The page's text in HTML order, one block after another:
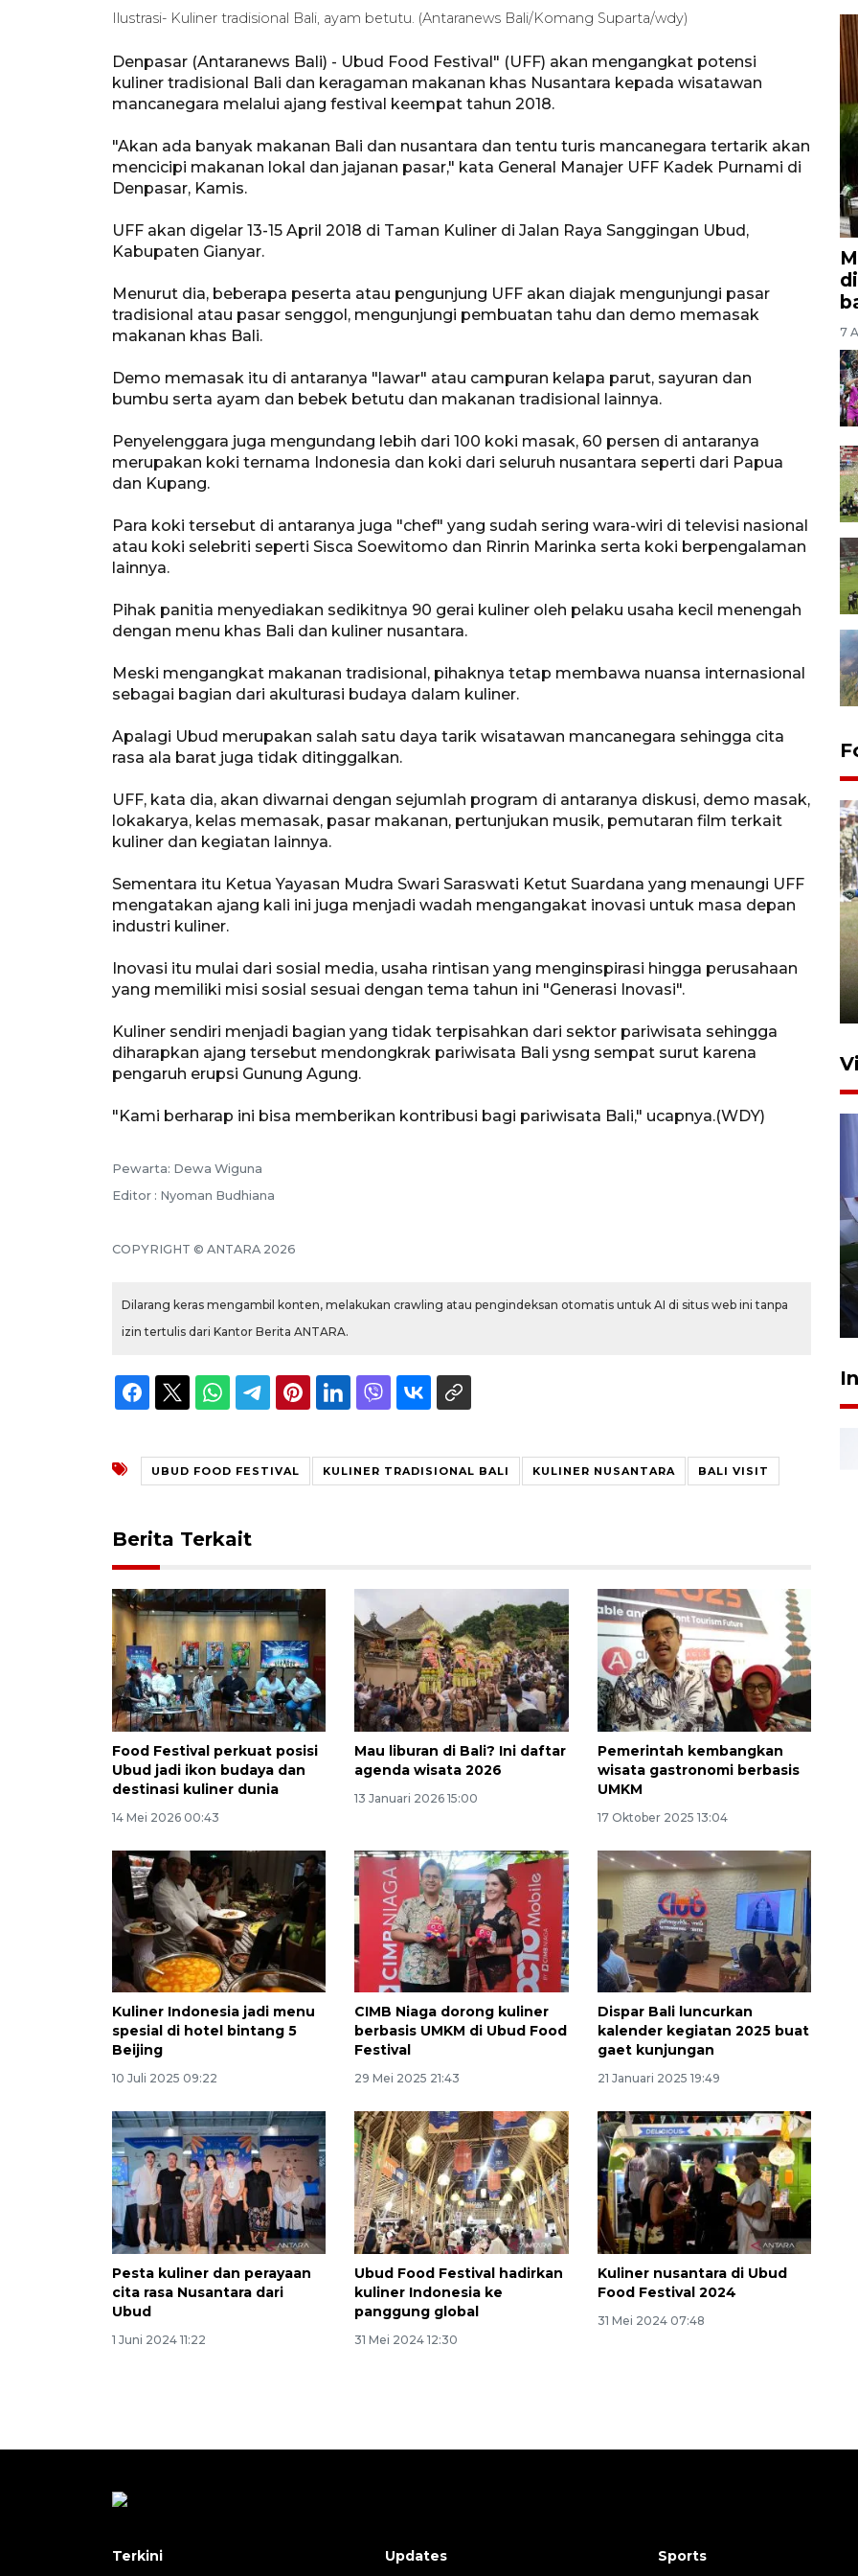
Ilustrasi- Kuliner tradisional Bali, ayam betutu. (Antaranews Bali/Komang Suparta/wdy)
Denpasar (Antaranews Bali) - Ubud Food Festival" (UFF) akan mengangkat potensi
kuliner tradisional Bali dan keragaman makanan khas Nusantara kepada wisatawan
mancanegara melalui ajang festival keempat tahun 2018.
"Akan ada banyak makanan Bali dan nusantara dan tentu turis mancanegara tertarik akan
mencicipi makanan lokal dan jajanan pasar," kata General Manajer UFF Kadek Purnami di
Denpasar, Kamis.
UFF akan digelar 13-15 April 2018 di Taman Kuliner di Jalan Raya Sanggingan Ubud,
Kabupaten Gianyar.
Menurut dia, beberapa peserta atau pengunjung UFF akan diajak mengunjungi pasar
tradisional atau pasar senggol, mengunjungi pembuatan tahu dan demo memasak
makanan khas Bali.
Demo memasak itu di antaranya "lawar" atau campuran kelapa parut, sayuran dan
bumbu serta ayam dan bebek betutu dan makanan tradisional lainnya.
Penyelenggara juga mengundang lebih dari 100 koki masak, 60 persen di antaranya
merupakan koki ternama Indonesia dan koki dari seluruh nusantara seperti dari Papua
dan Kupang.
Para koki tersebut di antaranya juga "chef" yang sudah sering wara-wiri di televisi nasional
atau koki selebriti seperti Sisca Soewitomo dan Rinrin Marinka serta koki berpengalaman
lainnya.
Pihak panitia menyediakan sedikitnya 90 gerai kuliner oleh pelaku usaha kecil menengah
dengan menu khas Bali dan kuliner nusantara.
Meski mengangkat makanan tradisional, pihaknya tetap membawa nuansa internasional
sebagai bagian dari akulturasi budaya dalam kuliner.
Apalagi Ubud merupakan salah satu daya tarik wisatawan mancanegara sehingga cita
rasa ala barat juga tidak ditinggalkan.
UFF, kata dia, akan diwarnai dengan sejumlah program di antaranya diskusi, demo masak,
lokakarya, kelas memasak, pasar makanan, pertunjukan musik, pemutaran film terkait
kuliner dan kegiatan lainnya.
Sementara itu Ketua Yayasan Mudra Swari Saraswati Ketut Suardana yang menaungi UFF
mengatakan ajang kali ini juga menjadi wadah mengangakat inovasi untuk masa depan
industri kuliner.
Inovasi itu mulai dari sosial media, usaha rintisan yang menginspirasi hingga perusahaan
yang memiliki misi sosial sesuai dengan tema tahun ini "Generasi Inovasi".
Kuliner sendiri menjadi bagian yang tidak terpisahkan dari sektor pariwisata sehingga
diharapkan ajang tersebut mendongkrak pariwisata Bali ysng sempat surut karena
pengaruh erupsi Gunung Agung.
"Kami berharap ini bisa memberikan kontribusi bagi pariwisata Bali," ucapnya.(WDY)
Pewarta: Dewa Wiguna
Editor : Nyoman Budhiana
COPYRIGHT © ANTARA 2026
Dilarang keras mengambil konten, melakukan crawling atau pengindeksan otomatis untuk AI di situs web ini tanpa
izin tertulis dari Kantor Berita ANTARA.
UBUD FOOD FESTIVAL KULINER TRADISIONAL BALI KULINER NUSANTARA BALI VISIT
Berita Terkait
Food Festival perkuat posisi
Ubud jadi ikon budaya dan
destinasi kuliner dunia
14 Mei 2026 00:43
Mau liburan di Bali? Ini daftar
agenda wisata 2026
13 Januari 2026 15:00
Pemerintah kembangkan
wisata gastronomi berbasis
UMKM
17 Oktober 2025 13:04
Kuliner Indonesia jadi menu
spesial di hotel bintang 5
Beijing
10 Juli 2025 09:22
CIMB Niaga dorong kuliner
berbasis UMKM di Ubud Food
Festival
29 Mei 2025 21:43
Dispar Bali luncurkan
kalender kegiatan 2025 buat
gaet kunjungan
21 Januari 2025 19:49
Pesta kuliner dan perayaan
cita rasa Nusantara dari
Ubud
1 Juni 2024 11:22
Ubud Food Festival hadirkan
kuliner Indonesia ke
panggung global
31 Mei 2024 12:30
Kuliner nusantara di Ubud
Food Festival 2024
31 Mei 2024 07:48
7
aplikasi belanja daring
6 Agustus 2026 16:45
27 Juli 2026 22:32
160 ribu sambungan baru
jaringan gas 2026
2026-08-07 18:00:00
Terkini Updates Sports